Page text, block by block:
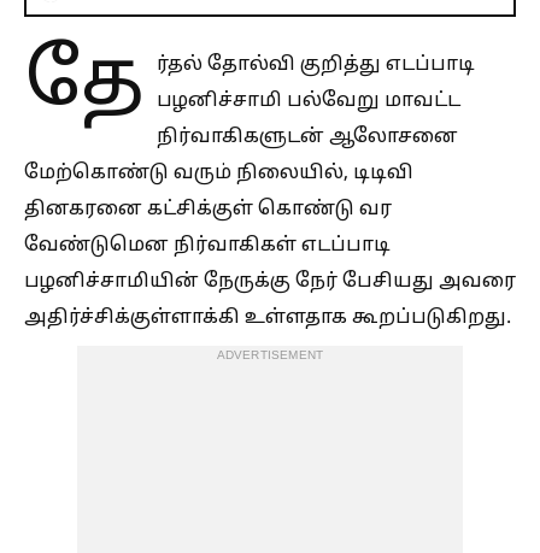
தே
ர்தல் தோல்வி குறித்து எடப்பாடி
பழனிச்சாமி பல்வேறு மாவட்ட
நிர்வாகிகளுடன் ஆலோசனை
மேற்கொண்டு வரும் நிலையில், டிடிவி
தினகரனை கட்சிக்குள் கொண்டு வர
வேண்டுமென நிர்வாகிகள் எடப்பாடி
பழனிச்சாமியின் நேருக்கு நேர் பேசியது அவரை
அதிர்ச்சிக்குள்ளாக்கி உள்ளதாக கூறப்படுகிறது.
ADVERTISEMENT